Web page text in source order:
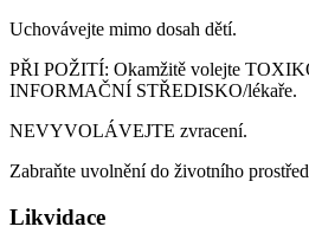
Uchovávejte mimo dosah dětí.
PŘI POŽITÍ: Okamžitě volejte
INFORMAČNÍ STŘEDISKO/lékaře.
NEVYVOLÁVEJTE zvracení.
Zabraňte uvolnění do životního
Likvidace